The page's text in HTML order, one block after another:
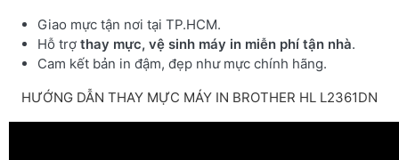
Giao mực tận nơi tại TP.HCM.
Hỗ trợ thay mực, vệ sinh máy in miễn phí tận nhà.
Cam kết bản in đậm, đẹp như mực chính hãng.
HƯỚNG DẪN THAY MỰC MÁY IN BROTHER HL L2361DN